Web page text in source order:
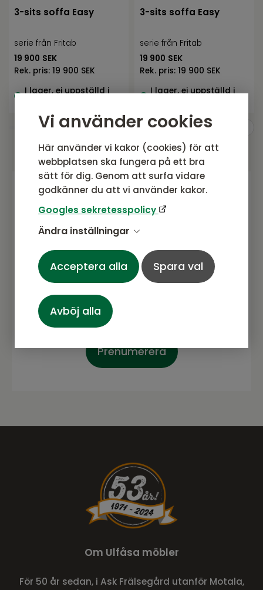
Vi använder cookies
Här använder vi kakor (cookies) för att
webbplatsen ska fungera på ett bra
sätt för dig. Genom att surfa vidare
godkänner du att vi använder kakor.
Googles sekretesspolicy
Ändra inställningar
Acceptera alla Spara val
Avböj alla
3-sits soffa Easy
serie från Fritab
19 900 SEK
Rek. pris: 19 900 SEK
I lager, ej uppställd i
3-sits soffa Easy
serie från Fritab
19 900 SEK
Rek. pris: 19 900 SEK
I lager, ej uppställd i
Gå med i vårt nyhetsbrev
Prenumerera gärna på vårt nyhetsbrev.
Här kommer vi dela senaste nytt om
produkter, erbjudanden och annat
spännande.
Prenumerera
Om Ulfåsa möbler
För 50 år sedan, i Ask Frälsegård utanför Motala,